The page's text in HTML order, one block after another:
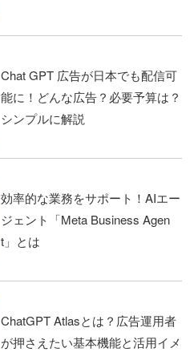
Chat GPT 広告が日本でも配信可
能に！どんな広告？必要予算は？
シンプルに解説
効率的な業務をサポート！AIエー
ジェント「Meta Business Agen
t」とは
ChatGPT Atlasとは？広告運用者
が押さえたい基本機能と活用イメ